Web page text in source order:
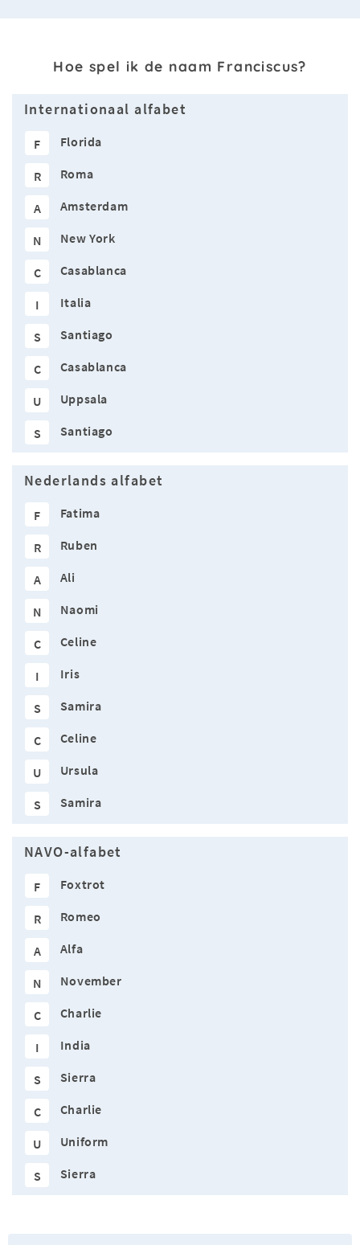
Hoe spel ik de naam Franciscus?
Internationaal alfabet
F Florida
R Roma
A Amsterdam
N New York
C Casablanca
I Italia
S Santiago
C Casablanca
U Uppsala
S Santiago
Nederlands alfabet
F Fatima
R Ruben
A Ali
N Naomi
C Celine
I Iris
S Samira
C Celine
U Ursula
S Samira
NAVO-alfabet
F Foxtrot
R Romeo
A Alfa
N November
C Charlie
I India
S Sierra
C Charlie
U Uniform
S Sierra